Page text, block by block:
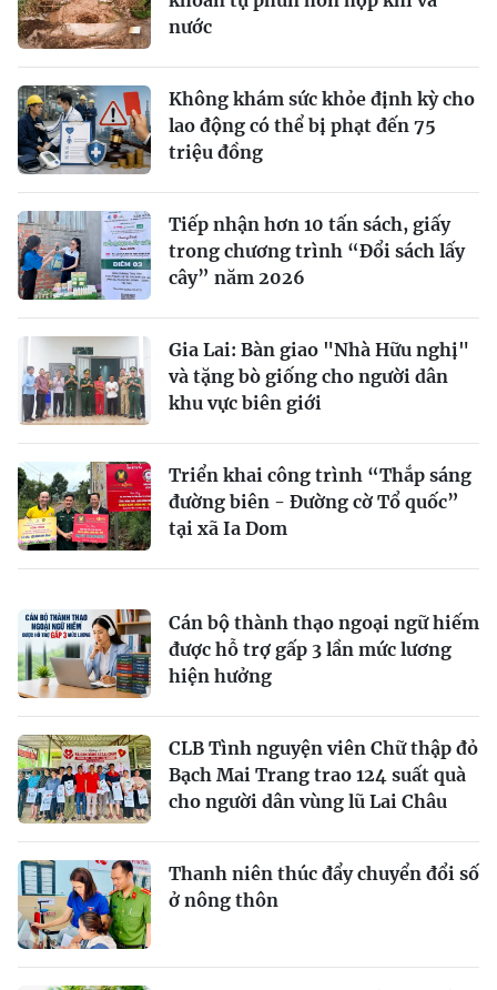
nước
Không khám sức khỏe định kỳ cho
lao động có thể bị phạt đến 75
triệu đồng
Tiếp nhận hơn 10 tấn sách, giấy
trong chương trình “Đổi sách lấy
cây” năm 2026
Gia Lai: Bàn giao "Nhà Hữu nghị"
và tặng bò giống cho người dân
khu vực biên giới
Triển khai công trình “Thắp sáng
đường biên - Đường cờ Tổ quốc”
tại xã Ia Dom
Cán bộ thành thạo ngoại ngữ hiếm
được hỗ trợ gấp 3 lần mức lương
hiện hưởng
CLB Tình nguyện viên Chữ thập đỏ
Bạch Mai Trang trao 124 suất quà
cho người dân vùng lũ Lai Châu
Thanh niên thúc đẩy chuyển đổi số
ở nông thôn